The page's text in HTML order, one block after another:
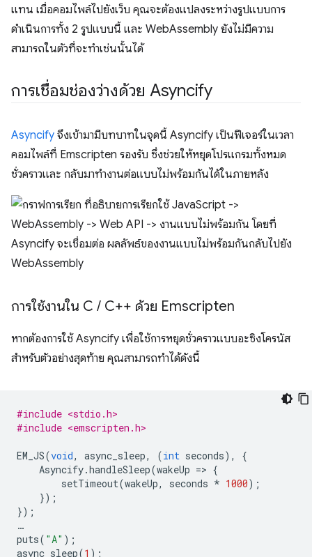
แทน เมื่อคอมไพล์ไปยังเว็บ คุณจะต้องแปลงระหว่างรูปแบบการ
ดำเนินการทั้ง 2 รูปแบบนี้ และ WebAssembly ยังไม่มีความ
สามารถในตัวที่จะทำเช่นนั้นได้
การเชื่อมช่องว่างด้วย Asyncify
Asyncify จึงเข้ามามีบทบาทในจุดนี้ Asyncify เป็นฟีเจอร์ในเวลา
คอมไพล์ที่ Emscripten รองรับ ซึ่งช่วยให้หยุดโปรแกรมทั้งหมด
ชั่วคราวและ กลับมาทำงานต่อแบบไม่พร้อมกันได้ในภายหลัง
การใช้งานใน C / C++ ด้วย Emscripten
หากต้องการใช้ Asyncify เพื่อใช้การหยุดชั่วคราวแบบอะซิงโครนัส
สำหรับตัวอย่างสุดท้าย คุณสามารถทำได้ดังนี้
#include <stdio.h>
#include <emscripten.h>
EM_JS(void, async_sleep, (int seconds),
{
Asyncify.handleSleep(wakeUp => {
setTimeout(wakeUp, seconds * 1000);
});
});
…
puts( "A" );
async_sleep(1 );